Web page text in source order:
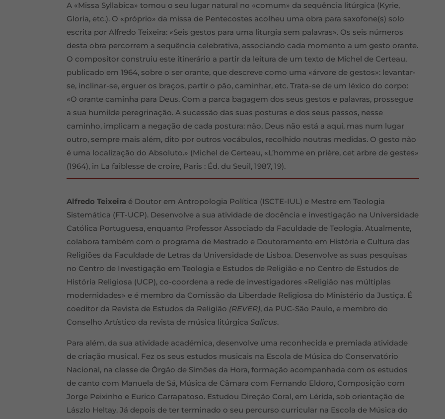
A «Missa Syllabica» tomou o seu lugar natural no «comum» da sequência litúrgica (Kyrie,
Gloria, etc.). O «próprio» da missa de Pentecostes acolheu uma obra para saxofone(s) solo
escrita por Alfredo Teixeira: «Seis gestos para uma liturgia sem palavras». Os seis números
desta obra percorrem a sequência celebrativa, associando cada momento a um gesto orante.
O compositor construiu este itinerário a partir da leitura de um texto de Michel de Certeau,
publicado em 1964, sobre o ser orante, que descreve como uma «árvore de gestos»: levantar-
se, inclinar-se, erguer os braços, partir o pão, caminhar, etc. Trata-se de um léxico do corpo:
«O orante caminha para Deus. Com a parca bagagem dos seus gestos e palavras, prossegue
a sua humilde peregrinação. A sucessão das suas posturas e dos seus passos, nesse
caminho, implicam a negação de cada postura: não, Deus não está a aqui, mas num lugar
outro, sempre mais além, dito por outros vocábulos, recolhido noutras medidas. O gesto não
é uma localização do Absoluto.» (Michel de Certeau, «L’homme en prière, cet arbre de gestes»
(1964), in La faiblesse de croire, Paris : Éd. du Seuil, 1987, 19).
Alfredo Teixeira é Doutor em Antropologia Política (ISCTE-IUL) e Mestre em Teologia
Sistemática (FT-UCP). Desenvolve a sua atividade de docência e investigação na Universidade
Católica Portuguesa, enquanto Professor Associado da Faculdade de Teologia. Atualmente,
colabora também com o programa de Mestrado e Doutoramento em História e Cultura das
Religiões da Faculdade de Letras da Universidade de Lisboa. Desenvolve as suas pesquisas
no Centro de Investigação em Teologia e Estudos de Religião e no Centro de Estudos de
História Religiosa (UCP), co-coordena a rede de investigadores «Religião nas múltiplas
modernidades» e é membro da Comissão da Liberdade Religiosa do Ministério da Justiça. É
coeditor da Revista de Estudos da Religião (REVER), da PUC-São Paulo, e membro do
Conselho Artístico da revista de música litúrgicaSalicus.
Para além, da sua atividade académica, desenvolve uma reconhecida e premiada atividade
de criação musical. Fez os seus estudos musicais na Escola de Música do Conservatório
Nacional, na classe de Órgão de Simões da Hora, formação acompanhada com os estudos
de canto com Manuela de Sá, Música de Câmara com Fernando Eldoro, Composição com
Jorge Peixinho e Eurico Carrapatoso. Estudou Direção Coral, em Lérida, sob orientação de
Lászlo Heltay. Já depois de ter terminado o seu percurso curricular na Escola de Música do